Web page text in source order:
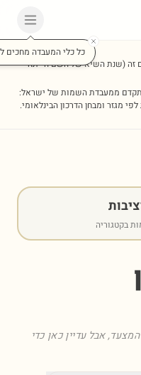
כל כלי המעבדה מחכים
זה(שנת השיא של השם הייתה
ממעבדת השמות של ישראל:
מגזר ומבחן הדרכון הבינלאומי.
בקטגוריה
אבל עדיין כאן כדי